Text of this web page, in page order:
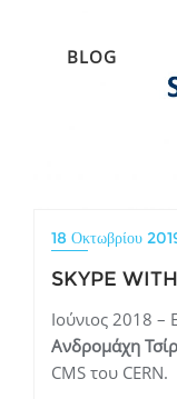
BLOG
18 Οκτωβρίου
SKYPE
Ιούνιος 2018 –
Ανδρομάχη
CMS του CERN.